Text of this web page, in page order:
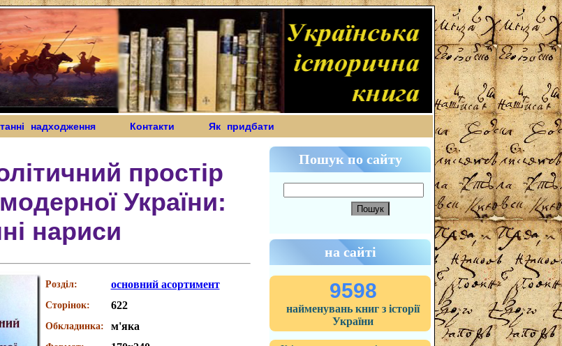
надходження Контакти Як придбати
простір
України:
нариси
Розділ: основний асортимент
Сторінок: 622
Обкладинка: м'яка
Пошук по сайту
на сайті
9598
найменувань книг з історії
України